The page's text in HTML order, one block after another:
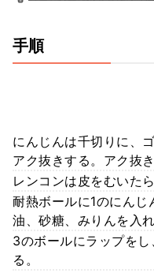
手順
にんじんは千切りに、
アク抜きする。アク抜
レンコンは皮をむいた
耐熱ボールに1のにん
油、砂糖、みりんを入
3のボールにラップを
る。